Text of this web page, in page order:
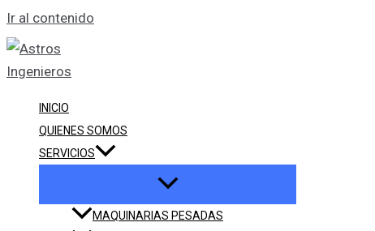
Ir al contenido
INICIO
QUIENES SOMOS
SERVICIOS
MAQUINARIAS PESADAS